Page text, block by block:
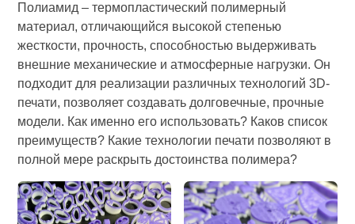
Полиамид – термопластический полимерный
материал, отличающийся высокой степенью
жесткости, прочность, способностью выдерживать
внешние механические и атмосферные нагрузки. Он
подходит для реализации различных технологий 3D-
печати, позволяет создавать долговечные, прочные
модели. Как именно его использовать? Каков список
преимуществ? Какие технологии печати позволяют в
полной мере раскрыть достоинства полимера?